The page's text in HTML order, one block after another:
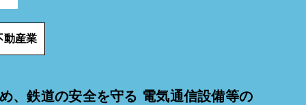
動産業
、鉄道の安全を守る 電気通信設備等の